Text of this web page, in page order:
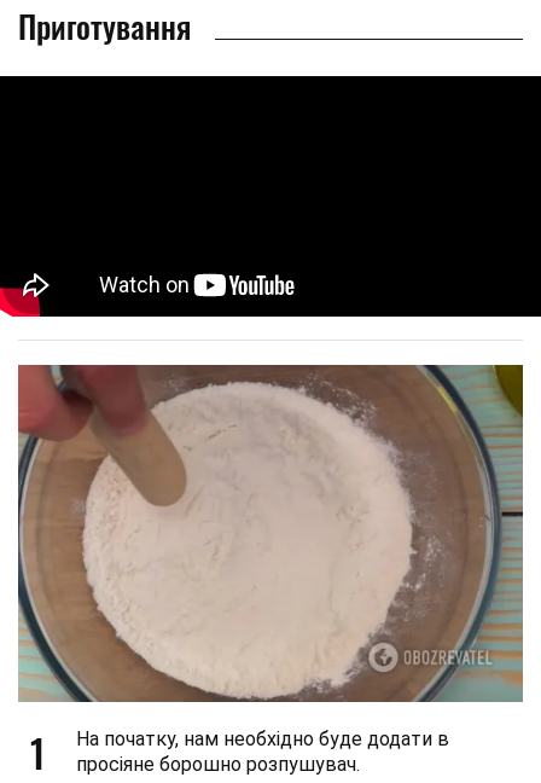
Приготування
1
На початку, нам необхідно буде додати в
просіяне борошно розпушувач.